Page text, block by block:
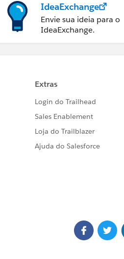
IdeaExchange
Envie sua ideia para o
IdeaExchange.